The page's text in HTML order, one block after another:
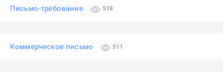
Письмо-требование 518
Коммерческое письмо 511